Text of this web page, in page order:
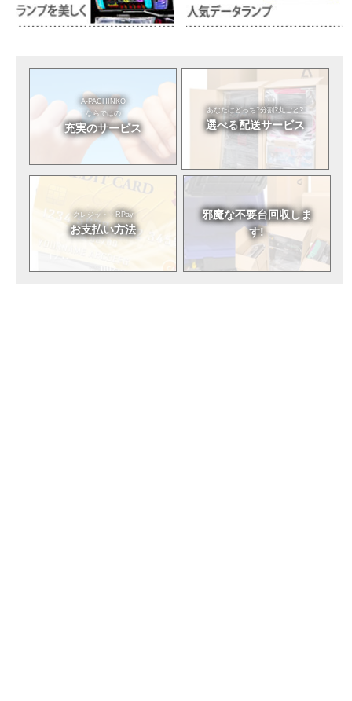
A-PACHINKO
ならではの
充実のサービス
あなたはどっち?分割?丸ごと?
選べる配送サービス
クレジット・RPay
お支払い方法
邪魔な不要台回収しま
す!